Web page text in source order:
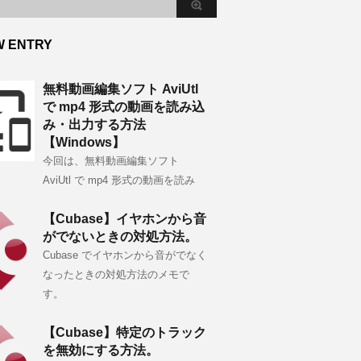
ENTRY
無料動画編集ソフト AviUtl
で mp4 形式の動画を読み込
み・出力する方法
【Windows】
今回は、無料動画編集ソフト
AviUtl で mp4 形式の動画を読み
【Cubase】イヤホンから音
がでないときの対処方法。
Cubase でイヤホンから音がでなく
なったときの対処方法のメモで
す。
【Cubase】特定のトラック
を無効にする方法。